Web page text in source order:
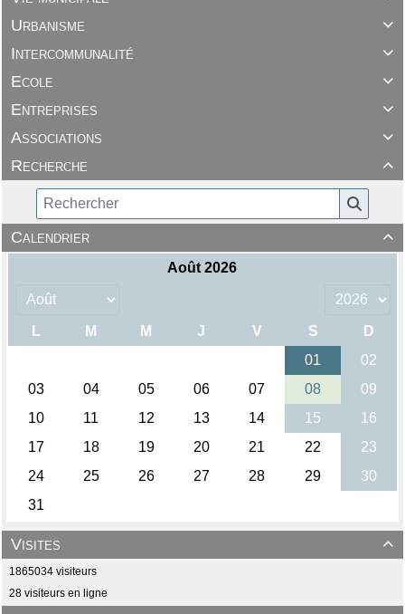

Urbanisme

Intercommunalité

Ecole

Entreprises

Associations

Recherche

Calendrier

Visites
1865034 visiteurs
28 visiteurs en ligne